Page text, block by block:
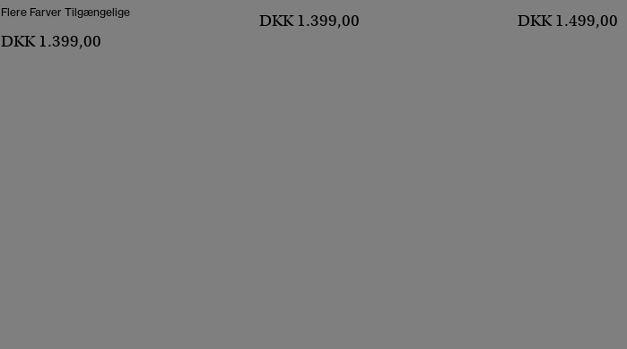
Flere Farver Tilgængelige
DKK 1.399,00
DKK 1.399,00 DKK 1.499,00